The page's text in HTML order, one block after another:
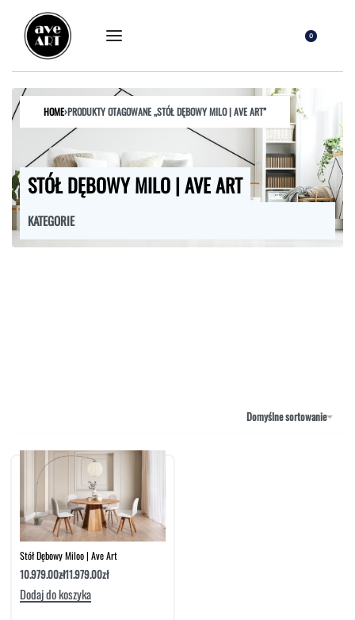
0
HOME›PRODUKTY OTAGOWANE „STÓŁ DĘBOWY MILO | AVE ART”
STÓŁ DĘBOWY MILO | AVE ART
KATEGORIE
STOŁY
SZAFKI I KOMODY
Domyślne sortowanie
Stół Dębowy Miloo | Ave Art
10.979.00zł11.979.00zł
Dodaj do koszyka